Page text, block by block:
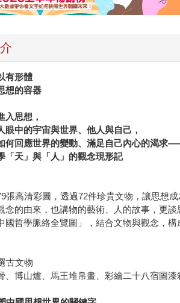
有形體
想的容器
入思想，
眼中的宇宙與世界、他人與自己，
何回應世界的變動、滿足自己內心的渴求
「天」與「人」的觀念現形記
高清彩圖，透過72件珍貴文物，讓思想成
的由來，也講物的藝術、人的故事，更談
哲學脈絡全覽圖」，結合文物與觀念，構
古文物
、博山爐、馬王堆帛畫、彩繪二十八宿圖